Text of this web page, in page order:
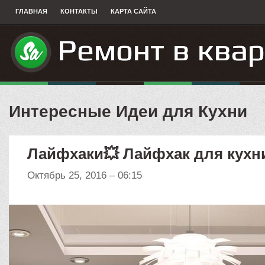
ГЛАВНАЯ КОНТАКТЫ КАРТА САЙТА
Интересные Идеи для Кухни
Лайфхаки💥 Лайфхак для
Октябрь 25, 2016 – 06:15